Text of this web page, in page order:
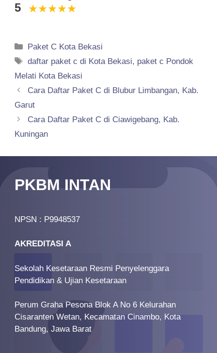
5
Categories
Paket C Kota Bekasi
Tags
daftar paket c di Kota Bekasi, paket c Pondok
Melati Kota Bekasi
Cara Daftar Paket C di Blubur Limbangan, Kab.
Garut
Cara Daftar Paket C di Ciawigebang, Kab.
Kuningan
PKBM INTAN
NPSN : P9948537
AKREDITASI A
Sekolah Kesetaraan Resmi Penyelenggara
Pendidikan & Ujian Kesetaraan
Perum Graha Pesona Blok A No 6 Kelurahan
Cisaranten Wetan, Kecamatan Cinambo, Kota
Bandung, Jawa Barat